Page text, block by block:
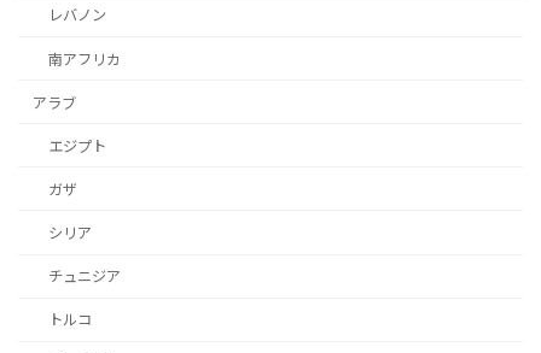
レバノン
南アフリカ
アラブ
エジプト
ガザ
シリア
チュニジア
トルコ